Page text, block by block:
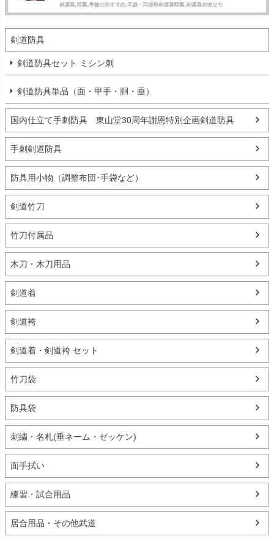
剣道防具
剣道防具セット ミシン刺
剣道防具単品（面・甲手・胴・垂）
国内仕立て手刺防具 東山堂30周年謝恩特別企画剣道防具
手刺剣道防具
防具用小物（調整布団･手袋など）
剣道竹刀
竹刀付属品
木刀・木刀用品
剣道着
剣道袴
剣道着・剣道袴 セット
竹刀袋
防具袋
刺繍・名札(垂ネーム・ゼッケン)
面手拭い
練習・試合用品
居合用品・その他武道